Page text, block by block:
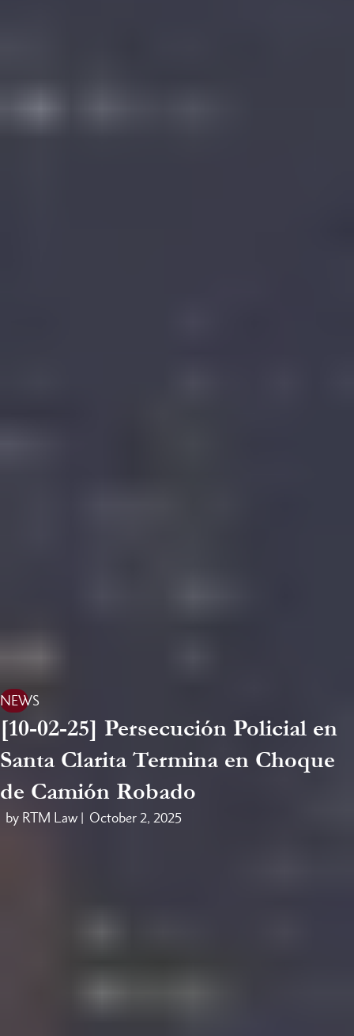
NEWS
[10-02-25] Persecución Policial en
Santa Clarita Termina en Choque
de Camión Robado
by RTM Law | October 2, 2025